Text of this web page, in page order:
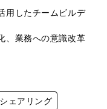
用したチームビルデ
、業務への意識改革
ェアリング